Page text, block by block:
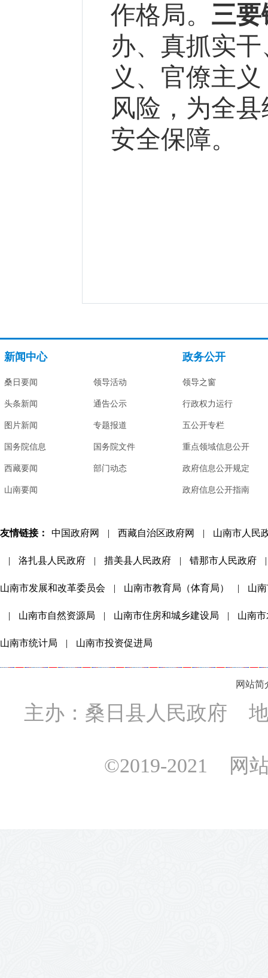
作格局。 三
办、真抓实
义、官僚主
风险，为全
安全保障。
新闻中心
桑日要闻
头条新闻
图片新闻
国务院信息
西藏要闻
山南要闻
领导活动
通告公示
专题报道
国务院文件
部门动态
政务公开
领导之窗
行政权力运行
五公开专栏
重点领域信息公开
政府信息公开规定
政府信息公开指南
友情链接： 中国政府网 | 西藏自治区政府网 | 山南市人民
| 洛扎县人民政府 | 措美县人民政府 | 错那市人民政府 |
山南市发展和改革委员会 | 山南市教育局（体育局） | 山
| 山南市自然资源局 | 山南市住房和城乡建设局 | 山南
山南市统计局 | 山南市投资促进局
网站简
主办：桑日县人民政府
©2019-2021 网